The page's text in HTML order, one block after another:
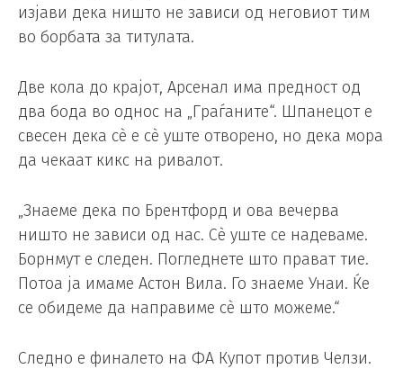
изјави дека ништо не зависи од неговиот тим
во борбата за титулата.
Две кола до крајот, Арсенал има предност од
два бода во однос на „Граѓаните“. Шпанецот е
свесен дека сè е сè уште отворено, но дека мора
да чекаат кикс на ривалот.
„Знаеме дека по Брентфорд и ова вечерва
ништо не зависи од нас. Сè уште се надеваме.
Борнмут е следен. Погледнете што прават тие.
Потоа ја имаме Астон Вила. Го знаеме Унаи. Ќе
се обидеме да направиме сè што можеме.“
Следно е финалето на ФА Купот против Челзи.